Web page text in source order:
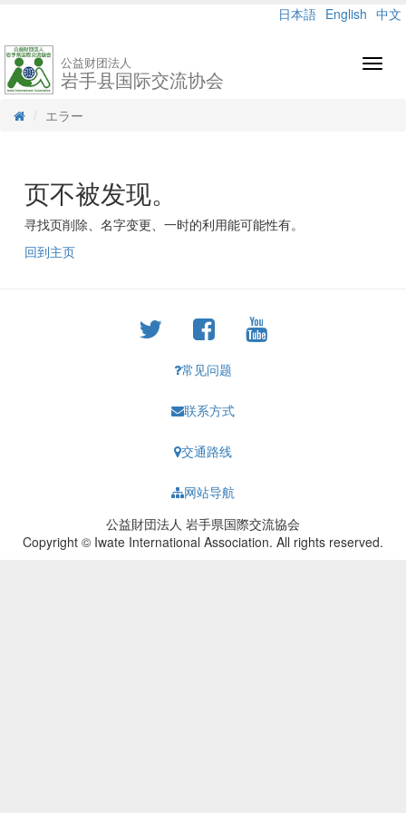
日本語 English 中文
公益财团法人
岩手县国际交流协会
エラー
页不被发现。
寻找页削除、名字变更、一时的利用能可能性有。
回到主页
常见问题
联系方式
交通路线
网站导航
公益財団法人 岩手県国際交流協会
Copyright © Iwate International Association. All rights reserved.